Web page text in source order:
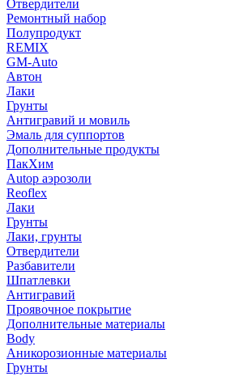
Отвердители
Ремонтный набор
Полупродукт
REMIX
GM-Auto
Автон
Лаки
Грунты
Антигравий и мовиль
Эмаль для суппортов
Дополнительные продукты
ПакХим
Autop аэрозоли
Reoflex
Лаки
Грунты
Лаки, грунты
Отвердители
Разбавители
Шпатлевки
Антигравий
Проявочное покрытие
Дополнительные материалы
Body
Аникорозионные материалы
Грунты